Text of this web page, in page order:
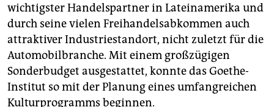
wichtigster Handelspartner in Lateinamerika und
durch seine vielen Freihandelsabkommen auch
attraktiver Industriestandort, nicht zuletzt für die
Automobilbranche. Mit einem großzügigen
Sonderbudget ausgestattet, konnte das Goethe-
Institut so mit der Planung eines umfangreichen
Kulturprogramms beginnen.